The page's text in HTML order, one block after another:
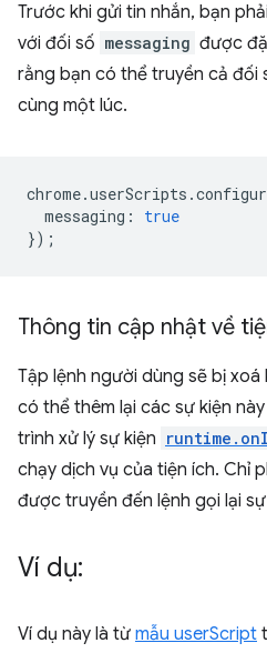
Trước khi gửi tin nhắn, bạn
với đối số messaging được
rằng bạn có thể truyền cả đối
cùng một lúc.
chrome.userScripts .
messaging :
true
});
Thông tin cập nhật về
Tập lệnh người dùng sẽ bị xoá
có thể thêm lại các sự kiện
trình xử lý sự kiện
chạy dịch vụ của tiện ích. Chỉ
được truyền đến lệnh gọi lại
Ví dụ:
Ví dụ này là từ mẫu userScript